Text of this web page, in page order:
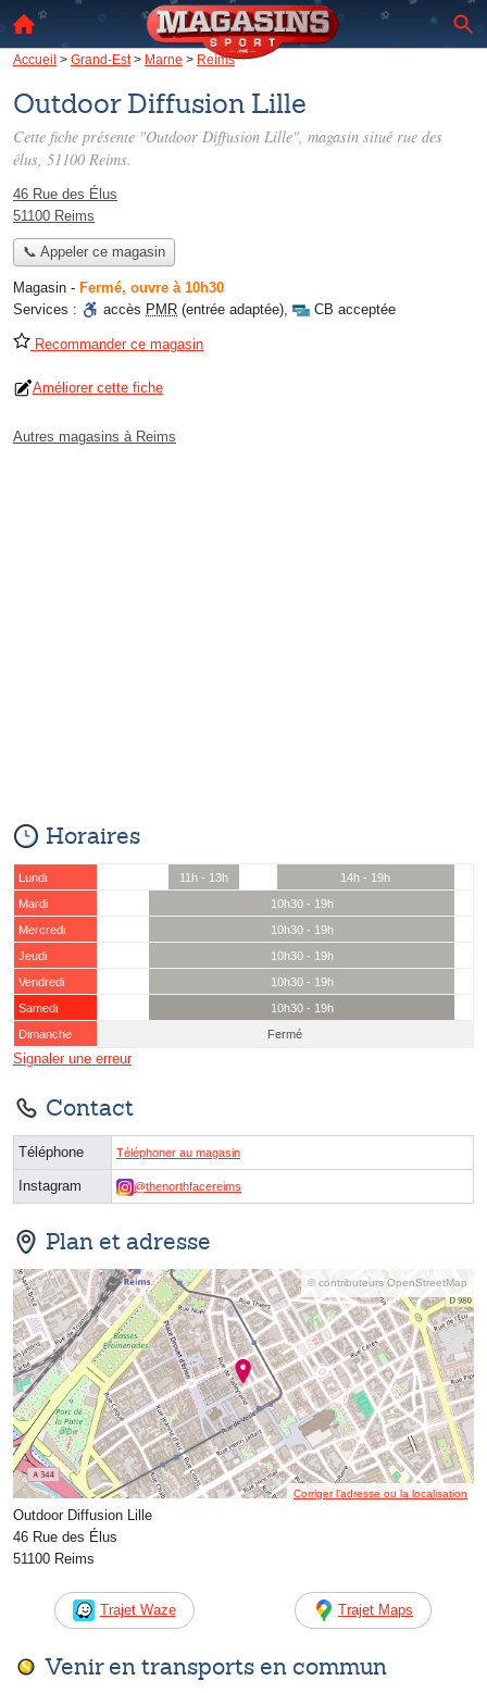
Accueil > Grand-Est> Marne > Reims
Outdoor Diffusion Lille
Cette fiche présente "Outdoor Diffusion Lille", magasin situé rue des
élus, 51100 Reims.
46 Rue des Élus
51100 Reims
📞 Appeler ce magasin
Magasin - Fermé, ouvre à 10h30
Services :
accès PMR (entrée adaptée), CB acceptée
Recommander ce magasin
Améliorer cette fiche
Autres magasins à Reims
Horaires
Lundi 11h - 13h
14h - 19h
Mardi
10h30 - 19h
Mercredi
10h30 - 19h
Jeudi
10h30 - 19h
Vendredi
10h30 - 19h
Samedi
10h30 - 19h
Dimanche
Fermé
Signaler une erreur
Contact
Téléphone Téléphoner au magasin
Instagram @thenorthfacereims
Plan et adresse
© contributeurs OpenStreetMap
Corriger l’adresse ou la localisation
Outdoor Diffusion Lille
46 Rue des Élus
51100 Reims
Trajet Waze Trajet Maps
Venir en transports en commun